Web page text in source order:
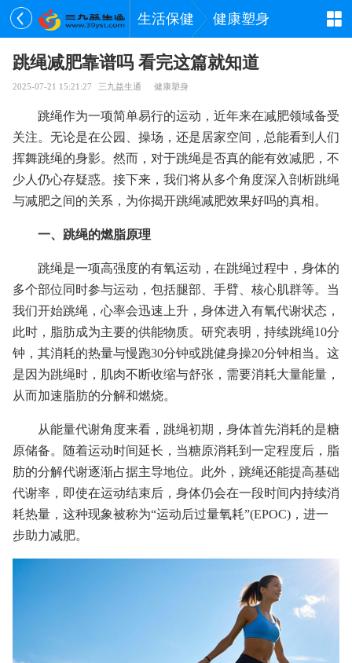
生活保健 健康塑身
跳绳减肥靠谱吗 看完这篇就知道
2025-07-21 15:21:27 三九益生通 健康塑身
跳绳作为一项简单易行的运动，近年来在减肥领域备受
关注。无论是在公园、操场，还是居家空间，总能看到人们
挥舞跳绳的身影。然而，对于跳绳是否真的能有效减肥，不
少人仍心存疑惑。接下来，我们将从多个角度深入剖析跳绳
与减肥之间的关系，为你揭开跳绳减肥效果好吗的真相。
一、跳绳的燃脂原理
跳绳是一项高强度的有氧运动，在跳绳过程中，身体的
多个部位同时参与运动，包括腿部、手臂、核心肌群等。当
我们开始跳绳，心率会迅速上升，身体进入有氧代谢状态，
此时，脂肪成为主要的供能物质。研究表明，持续跳绳10分
钟，其消耗的热量与慢跑30分钟或跳健身操20分钟相当。这
是因为跳绳时，肌肉不断收缩与舒张，需要消耗大量能量，
从而加速脂肪的分解和燃烧。
从能量代谢角度来看，跳绳初期，身体首先消耗的是糖
原储备。随着运动时间延长，当糖原消耗到一定程度后，脂
肪的分解代谢逐渐占据主导地位。此外，跳绳还能提高基础
代谢率，即使在运动结束后，身体仍会在一段时间内持续消
耗热量，这种现象被称为“运动后过量氧耗”(EPOC)，进一
步助力减肥。